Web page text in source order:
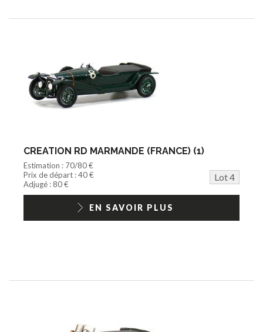
CREATION RD MARMANDE (FRANCE) (1)
Estimation : 70/80 €
Prix de départ : 40 €
Lot 4
Adjugé : 80 €
EN SAVOIR PLUS